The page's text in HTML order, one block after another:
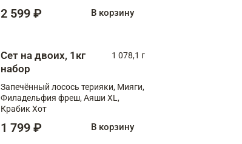
2 599 ₽ В корзину
Сет на двоих, 1кг
набор
1 078,1 г
Запечённый лосось терияки, Мияги,
Филадельфия фреш, Аяши XL,
Крабик Хот
1 799 ₽ В корзину